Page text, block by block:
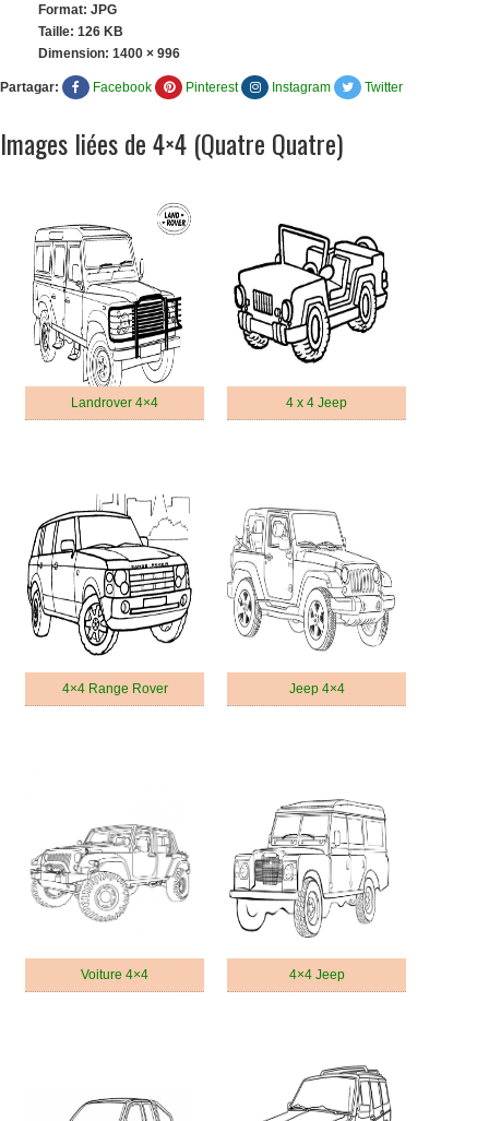
Format: JPG
Taille: 126 KB
Dimension: 1400 × 996
Partagar: Facebook Pinterest Instagram Twitter
Images liées de 4×4 (Quatre Quatre)
Landrover 4×4 4 x 4 Jeep
4×4 Range Rover Jeep 4×4
Voiture 4×4 4×4 Jeep